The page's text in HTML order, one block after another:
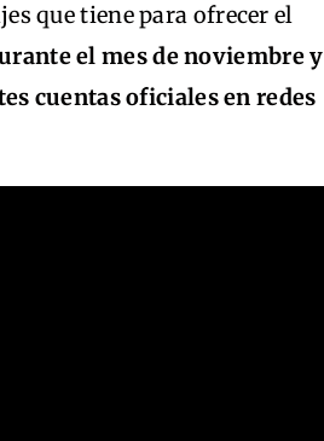
que tiene para ofrecer el
el mes de noviembre y
cuentas oficiales en redes